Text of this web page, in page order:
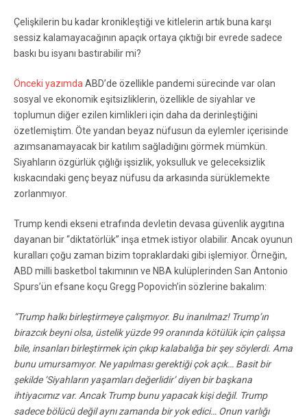
Çelişkilerin bu kadar kronikleştiği ve kitlelerin artık buna karşı
sessiz kalamayacağının apaçık ortaya çıktığı bir evrede sadece
baskı bu isyanı bastırabilir mi?
Önceki yazımda ABD’de özellikle pandemi sürecinde var olan
sosyal ve ekonomik eşitsizliklerin, özellikle de siyahlar ve
toplumun diğer ezilen kimlikleri için daha da derinleştiğini
özetlemiştim. Öte yandan beyaz nüfusun da eylemler içerisinde
azımsanamayacak bir katılım sağladığını görmek mümkün.
Siyahların özgürlük çığlığı işsizlik, yoksulluk ve geleceksizlik
kıskacındaki genç beyaz nüfusu da arkasında sürüklemekte
zorlanmıyor.
Trump kendi ekseni etrafında devletin devasa güvenlik aygıtına
dayanan bir “diktatörlük” inşa etmek istiyor olabilir. Ancak oyunun
kuralları çoğu zaman bizim topraklardaki gibi işlemiyor. Örneğin,
ABD milli basketbol takımının ve NBA kulüplerinden San Antonio
Spurs’ün efsane koçu Gregg Popovich’in sözlerine bakalım:
“Trump halkı birleştirmeye çalışmıyor. Bu inanılmaz! Trump’ın
birazcık beyni olsa, üstelik yüzde 99 oranında kötülük için çalışsa
bile, insanları birleştirmek için çıkıp kalabalığa bir şey söylerdi. Ama
bunu umursamıyor. Ne yapılması gerektiği çok açık… Basit bir
şekilde ‘Siyahların yaşamları değerlidir’ diyen bir başkana
ihtiyacımız var. Ancak Trump bunu yapacak kişi değil. Trump
sadece bölücü değil aynı zamanda bir yok edici… Onun varlığı